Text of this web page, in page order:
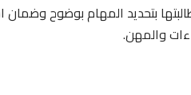
بتحديد المهام بوضوح
والمهن.